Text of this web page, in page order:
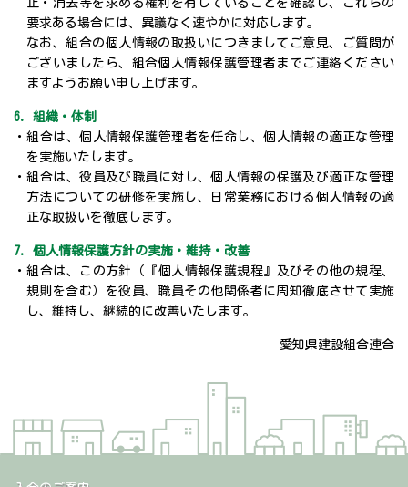
止・消去等を求める権利を有していることを確認し、これらの
要求ある場合には、異議なく速やかに対応します。
なお、組合の個人情報の取扱いにつきましてご意見、ご質問が
ございましたら、組合個人情報保護管理者までご連絡ください
ますようお願い申し上げます。
6. 組織・体制
・組合は、個人情報保護管理者を任命し、個人情報の適正な管理
を実施いたします。
・組合は、役員及び職員に対し、個人情報の保護及び適正な管理
方法についての研修を実施し、日常業務における個人情報の適
正な取扱いを徹底します。
7. 個人情報保護方針の実施・維持・改善
・組合は、この方針（『個人情報保護規程』及びその他の規程、
規則を含む）を役員、職員その他関係者に周知徹底させて実施
し、維持し、継続的に改善いたします。
愛知県建設組合連合